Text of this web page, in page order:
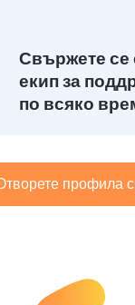
Свържете се
екип за
по всяко
профила